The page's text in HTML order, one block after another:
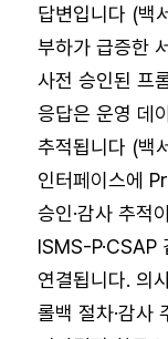
답변입니다 (백
부하가 급증한
사전 승인된 프
응답은 운영 데
추적됩니다 (백
인터페이스에
승인·감사 추적
ISMS-P·CSAP
연결됩니다. 의
롤백 절차·감사